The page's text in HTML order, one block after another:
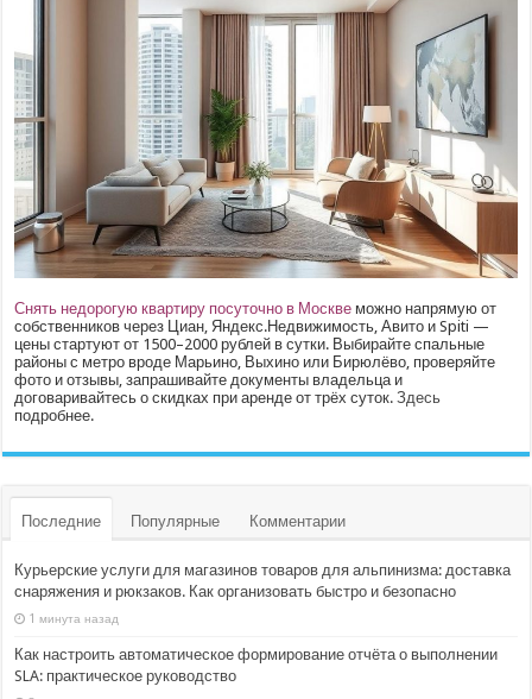
Снять недорогую квартиру посуточно в Москве можно напрямую от
собственников через Циан, Яндекс.Недвижимость, Авито и Spiti —
цены стартуют от 1500–2000 рублей в сутки. Выбирайте спальные
районы с метро вроде Марьино, Выхино или Бирюлёво, проверяйте
фото и отзывы, запрашивайте документы владельца и
договаривайтесь о скидках при аренде от трёх суток.Здесь
подробнее.
Последние Популярные Комментарии
Курьерские услуги для магазинов товаров для альпинизма: доставка
снаряжения и рюкзаков. Как организовать быстро и безопасно
1 минута назад
Как настроить автоматическое формирование отчёта о выполнении
SLA: практическое руководство